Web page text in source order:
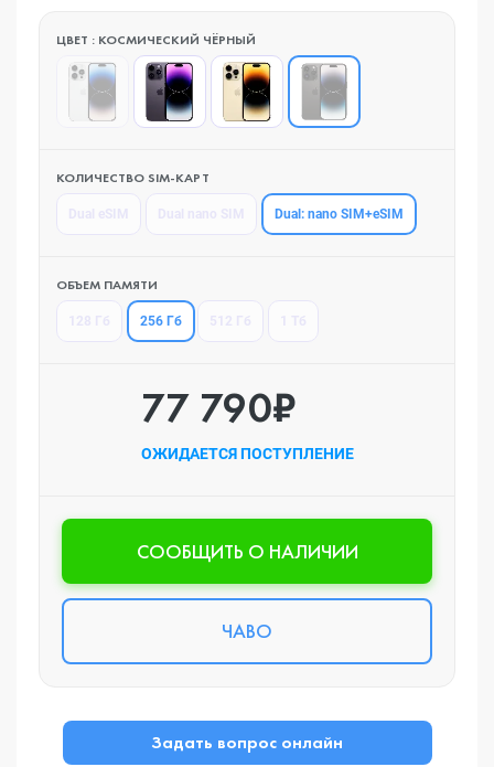
ЦВЕТ : КОСМИЧЕСКИЙ ЧЁРНЫЙ
КОЛИЧЕСТВО SIM-КАРТ
Dual: nano SIM+eSIM
ОБЪЕМ ПАМЯТИ
256 Гб
77 790₽
ОЖИДАЕТСЯ ПОСТУПЛЕНИЕ
CООБЩИТЬ О НАЛИЧИИ
ЧАВО
Задать вопрос онлайн